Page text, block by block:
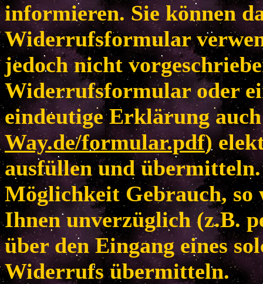
informieren. Sie können
Widerrufsformular
jedoch nicht
Widerrufsformular oder
eindeutige Erklärung
Way.de/formular.pdf)
ausfüllen und
Möglichkeit Gebrauch, so
Ihnen unverzüglich (z.B.
über den Eingang eines
Widerrufs übermitteln.